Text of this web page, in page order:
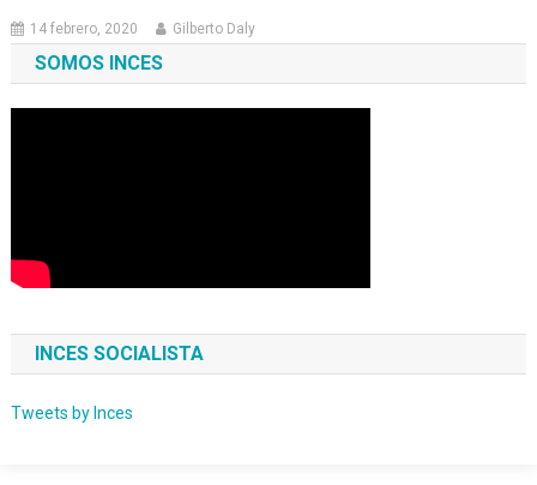
14 febrero, 2020 Gilberto Daly
SOMOS INCES
INCES SOCIALISTA
Tweets by Inces